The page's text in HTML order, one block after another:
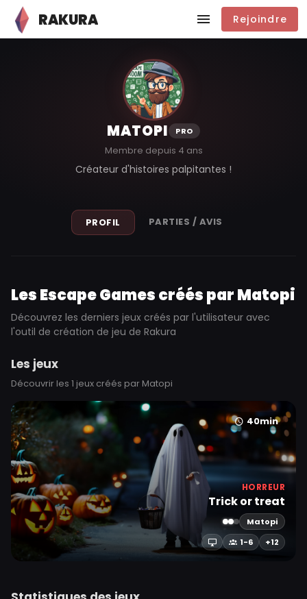
RAKURA Rejoindre
MATOPI PRO
Membre depuis 4 ans
Créateur d'histoires palpitantes !
PROFIL PARTIES / AVIS
Les Escape Games créés par Matopi
Découvrez les derniers jeux créés par l'utilisateur avec
l'outil de création de jeu de Rakura
Les jeux
Découvrir les 1 jeux créés par Matopi
40min
HORREUR
Trick or treat
Matopi
1-6
+12